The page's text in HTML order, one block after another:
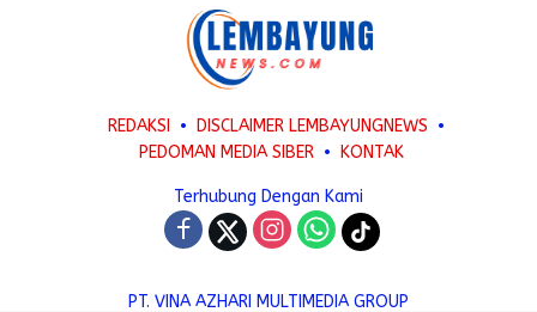
REDAKSI
DISCLAIMER LEMBAYUNGNEWS
PEDOMAN MEDIA SIBER
KONTAK
Terhubung Dengan Kami
PT. VINA AZHARI MULTIMEDIA GROUP